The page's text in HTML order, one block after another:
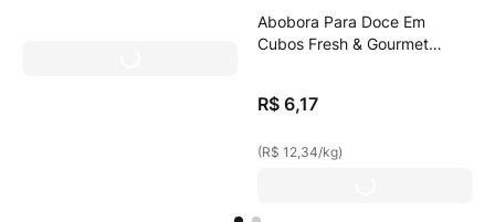
Abobora Para Doce Em
Cubos Fresh & Gourmet
R$ 6,17
(R$ 12,34/kg)